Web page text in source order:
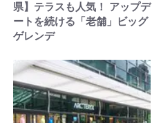
県】テラスも人気！ アップデ
ートを続ける「老舗」ビッグ
ゲレンデ